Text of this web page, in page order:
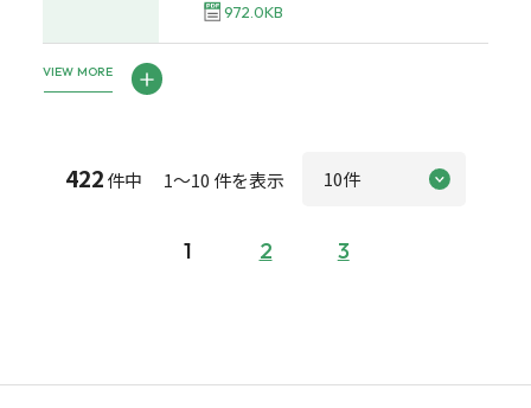
972.0KB
VIEW MORE
422件中 1～10 件を表示
1 2 3